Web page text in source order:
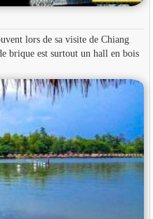
lors de sa visite de Chiang
brique est surtout un hall en bois